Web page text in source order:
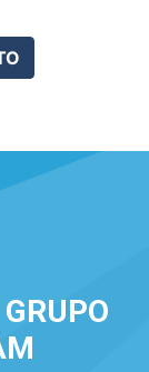
co...